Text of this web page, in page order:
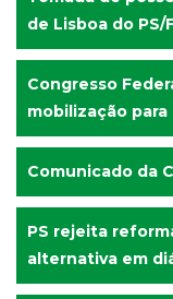
de Lisboa do PS/
Congresso
mobilização
Comunicado da
PS rejeita
alternativa em